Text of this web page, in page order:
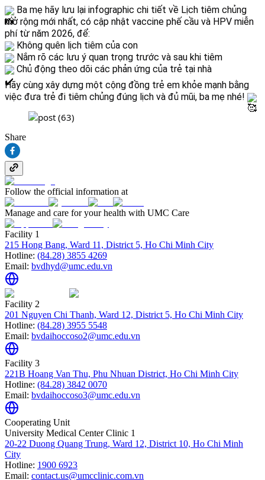
Ba mẹ hãy lưu lại infographic chi tiết về Lịch tiêm chủng
mở rộng mới nhất, có cập nhật vaccine phế cầu và HPV miễn
phí từ năm 2026, để:
Không quên lịch tiêm của con
Nắm rõ các lưu ý quan trọng trước và sau khi tiêm
Chủ động theo dõi các phản ứng của trẻ tại nhà
Hãy cùng xây dựng một cộng đồng trẻ em khỏe mạnh bằng
việc đưa trẻ đi tiêm chủng đúng lịch và đủ mũi, ba mẹ nhé!
Share
Follow the official information at
Manage and care for your health with UMC Care
Facility 1
215 Hong Bang, Ward 11, District 5, Ho Chi Minh City
Hotline: (84.28) 3855 4269
Email: bvdhyd@umc.edu.vn
Facility 2
201 Nguyen Chi Thanh, Ward 12, District 5, Ho Chi Minh City
Hotline: (84.28) 3955 5548
Email: bvdaihoccoso2@umc.edu.vn
Facility 3
221B Hoang Van Thu, Phu Nhuan District, Ho Chi Minh City
Hotline: (84.28) 3842 0070
Email: bvdaihoccoso3@umc.edu.vn
Cooperating Unit
University Medical Center Clinic 1
20-22 Duong Quang Trung, Ward 12, District 10, Ho Chi Minh
City
Hotline: 1900 6923
Email: contact.us@umcclinic.com.vn